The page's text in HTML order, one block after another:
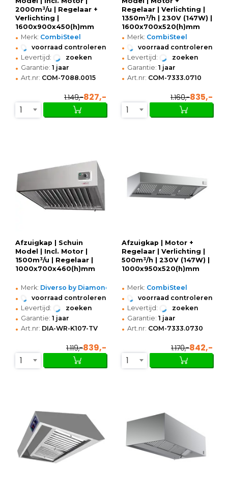
2000m³/u | Regelaar +
Verlichting |
1600x900x450(h)mm
• Merk: CombiSteel
• voorraad controleren
• Levertijd: zoeken
• Garantie: 1 jaar
• Art.nr: COM-7088.0015
1.149,-827,-
1
Regelaar | Verlichting |
1350m³/h | 230V (147W) |
1600x700x520(h)mm
• Merk: CombiSteel
• voorraad controleren
• Levertijd: zoeken
• Garantie: 1 jaar
• Art.nr: COM-7333.0710
1.160,-835,-
1
Afzuigkap | Schuin
Model | Incl. Motor |
1500m³/u | Regelaar |
1000x700x460(h)mm
• Merk: Diverso by Diamond
• voorraad controleren
• Levertijd: zoeken
• Garantie: 1 jaar
• Art.nr: DIA-WR-K107-TV
1.119,-839,-
1
Afzuigkap | Motor +
Regelaar | Verlichting |
500m³/h | 230V (147W) |
1000x950x520(h)mm
• Merk: CombiSteel
• voorraad controleren
• Levertijd: zoeken
• Garantie: 1 jaar
• Art.nr: COM-7333.0730
1.170,-842,-
1